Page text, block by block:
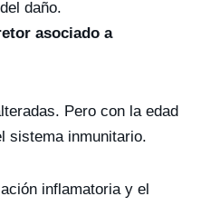
daño.
asociado a
Pero con la edad
sistema inmunitario.
inflamatoria y el